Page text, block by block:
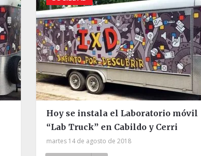
Hoy se instala el Laboratorio móvil
“Lab Truck” en Cabildo y Cerri
martes 14 de agosto de 2018